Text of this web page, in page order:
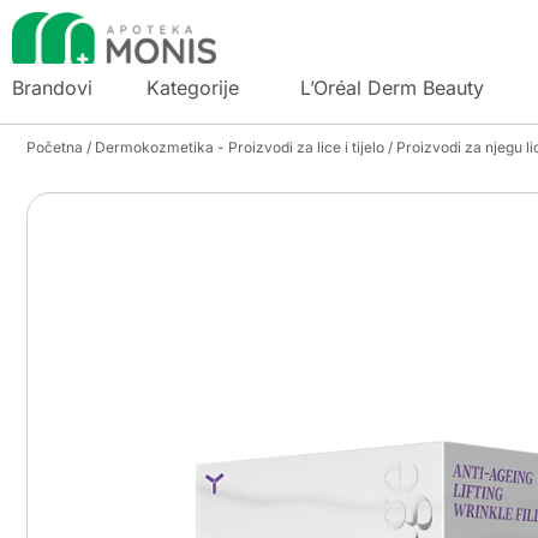
Brandovi Kategorije L’Oréal Derm Beauty
Početna / Dermokozmetika - Proizvodi za lice i tijelo / Proizvodi za njegu